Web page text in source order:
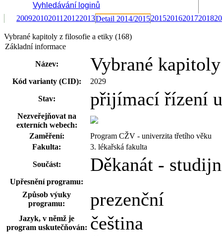
Vyhledávání loginů
200920102011 20122013Detail 2014/20152015201620172018
Vybrané kapitoly z filosofie a etiky (168)
Základní informace
Název: Vybrané
Kód varianty (CID): 2029
Stav: přijímací řízení
Nezveřejňovat na
externích webech:
Zaměření:
Program CŽV - univerzita třetího věku
Fakulta:
3. lékařská fakulta
Součást: Děkanát -
Upřesnění programu:
Způsob výuky
programu:
prezenční
Jazyk, v němž je
program uskutečňován: čeština